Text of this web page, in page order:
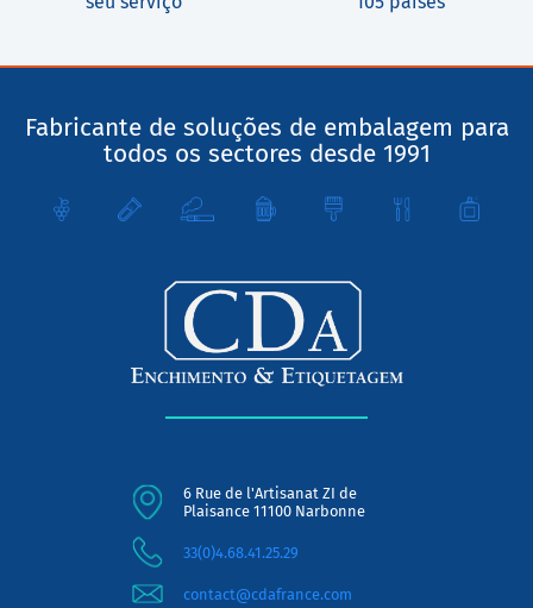
Fabricante de soluções de embalagem para
todos os sectores desde 1991
6 Rue de l'Artisanat ZI de
Plaisance 11100 Narbonne
33(0)4.68.41.25.29
contact@cdafrance.com